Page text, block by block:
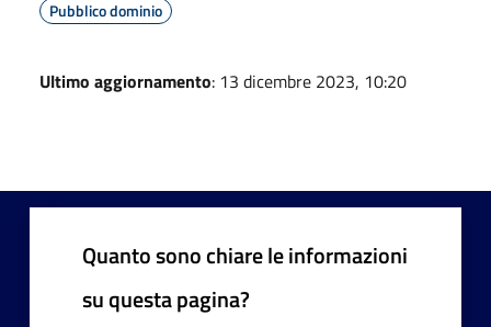
Pubblico dominio
Ultimo aggiornamento: 13 dicembre 2023, 10:20
Quanto sono chiare le informazioni
su questa pagina?